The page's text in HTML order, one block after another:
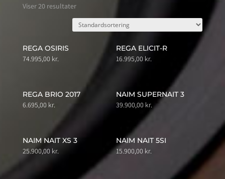
Viser 20 resultater
REGA OSIRIS
74.995,00 kr.
REGA ELICIT-R
16.995,00 kr.
REGA BRIO 2017
6.695,00 kr.
NAIM SUPERNAIT 3
39.900,00 kr.
NAIM NAIT XS 3
25.900,00 kr.
NAIM NAIT 5SI
15.900,00 kr.